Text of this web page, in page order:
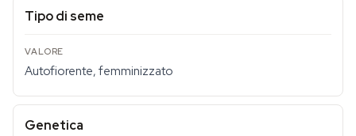
Tipo di seme
Autofiorente, femminizzato
Genetica